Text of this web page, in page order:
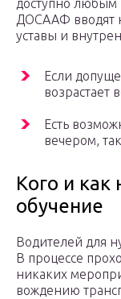
доступно
ДОСААФ вводят
уставы и
Если
возрастает
Есть
вечером,
Кого и как
обучение
Водителей для
В процессе
никаких
вождению